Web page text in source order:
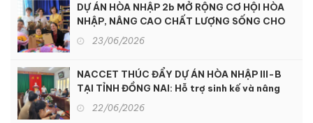
DỰ ÁN HÒA NHẬP 2b MỞ RỘNG CƠ HỘI HÒA
NHẬP, NÂNG CAO CHẤT LƯỢNG SỐNG CHO
NGƯỜI KHUYẾT TẬT TẠI KON TUM
23/06/2026
NACCET THÚC ĐẨY DỰ ÁN HÒA NHẬP III-B
TẠI TỈNH ĐỒNG NAI: Hỗ trợ sinh kế và nâng
cao dịch vụ phục hồi chức năng để hỗ trợ
người khuyết tật và nạn nhân chất độc da
22/06/2026